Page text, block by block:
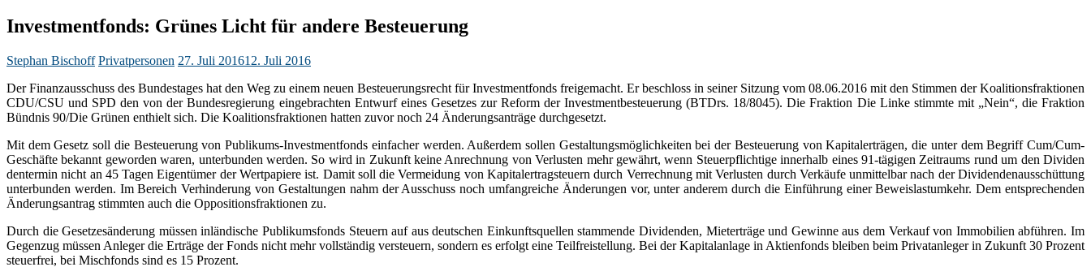
Investmentfonds: Grünes Licht für andere Besteuerung
Stephan Bischoff Privatpersonen 27. Juli 201612. Juli 2016
Der Finanzausschuss des Bundestages hat den Weg zu einem neuen Besteuerungsrecht für Investmentfonds freigemacht. Er beschloss in seiner Sitzung vom 08.06.2016 mit den Stimmen der Koalitionsfraktionen
CDU/CSU und SPD den von der Bundesregierung eingebrachten Entwurf eines Gesetzes zur Reform der Investmentbesteuerung (BTDrs. 18/8045). Die Fraktion Die Linke stimmte mit „Nein“, die Fraktion
Bündnis 90/Die Grünen enthielt sich. Die Koalitionsfraktionen hatten zuvor noch 24 Änderungsanträge durchgesetzt.
Mit dem Gesetz soll die Besteuerung von Publikums-Investmentfonds einfacher werden. Außerdem sollen Gestaltungsmöglichkeiten bei der Besteuerung von Kapitalerträgen, die unter dem Begriff Cum/Cum-
Geschäfte bekannt geworden waren, unterbunden werden. So wird in Zukunft keine Anrechnung von Verlusten mehr gewährt, wenn Steuerpflichtige innerhalb eines 91-tägigen Zeitraums rund um den Dividen
dentermin nicht an 45 Tagen Eigentümer der Wertpapiere ist. Damit soll die Vermeidung von Kapitalertragsteuern durch Verrechnung mit Verlusten durch Verkäufe unmittelbar nach der Dividendenausschüttung
unterbunden werden. Im Bereich Verhinderung von Gestaltungen nahm der Ausschuss noch umfangreiche Änderungen vor, unter anderem durch die Einführung einer Beweislastumkehr. Dem entsprechenden
Änderungsantrag stimmten auch die Oppositionsfraktionen zu.
Durch die Gesetzesänderung müssen inländische Publikumsfonds Steuern auf aus deutschen Einkunftsquellen stammende Dividenden, Mieterträge und Gewinne aus dem Verkauf von Immobilien abführen. Im
Gegenzug müssen Anleger die Erträge der Fonds nicht mehr vollständig versteuern, sondern es erfolgt eine Teilfreistellung. Bei der Kapitalanlage in Aktienfonds bleiben beim Privatanleger in Zukunft 30 Prozent
steuerfrei, bei Mischfonds sind es 15 Prozent.